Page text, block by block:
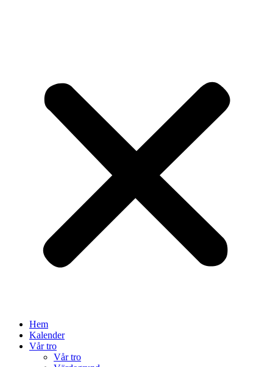
Hem
Kalender
Vår tro
Vår tro